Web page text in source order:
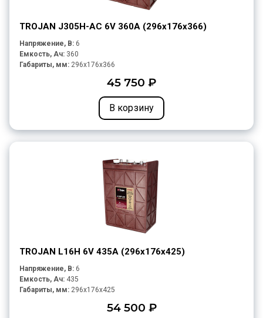
TROJAN J305H-AC 6V 360A (296х176х366)
Напряжение, В: 6
Емкость, Ач: 360
Габариты, мм: 296x176x366
45 750 ₽
В корзину
TROJAN L16H 6V 435A (296х176х425)
Напряжение, В: 6
Емкость, Ач: 435
Габариты, мм: 296x176x425
54 500 ₽